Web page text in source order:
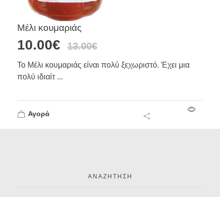
Μέλι κουμαριάς
10.00€ 13.00€
Το Μέλι κουμαριάς είναι πολύ ξεχωριστό. Έχει μια
πολύ ιδιαίτ ...
Αγορά
ΑΝΑΖΉΤΗΣΗ